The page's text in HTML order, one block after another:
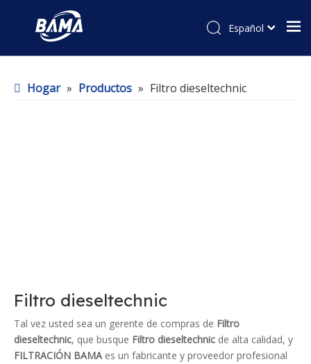
Español
Hogar » Productos » Filtro dieseltechnic
Filtro dieseltechnic
Tal vez usted sea un gerente de compras de Filtro
dieseltechnic, que busque Filtro dieseltechnic de alta calidad, y
FILTRACIÓN BAMAes un fabricante y proveedor profesional